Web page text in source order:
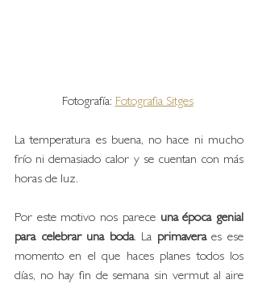
Fotografía: Fotografia Sitges
La temperatura es buena, no hace ni mucho
frío ni demasiado calor y se cuentan con más
horas de luz.
Por este motivo nos parece una época genial
para celebrar una boda. La primavera es ese
momento en el que haces planes todos los
días, no hay fin de semana sin vermut al aire